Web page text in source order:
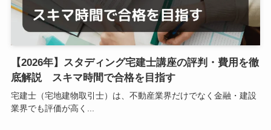
【2026年】スタディング宅建士講座の評判・費用を徹
底解説 スキマ時間で合格を目指す
宅建士（宅地建物取引士）は、不動産業界だけでなく金融・建設
業界でも評価が高く...